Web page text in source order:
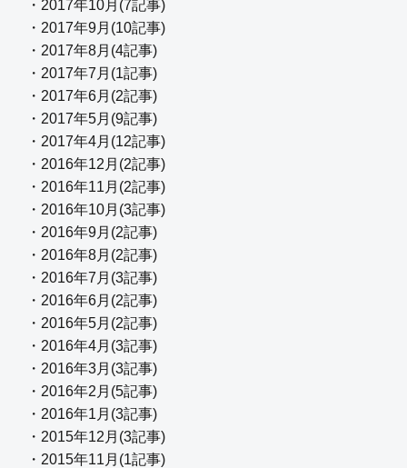
・2017年10月(7記事)
・2017年9月(10記事)
・2017年8月(4記事)
・2017年7月(1記事)
・2017年6月(2記事)
・2017年5月(9記事)
・2017年4月(12記事)
・2016年12月(2記事)
・2016年11月(2記事)
・2016年10月(3記事)
・2016年9月(2記事)
・2016年8月(2記事)
・2016年7月(3記事)
・2016年6月(2記事)
・2016年5月(2記事)
・2016年4月(3記事)
・2016年3月(3記事)
・2016年2月(5記事)
・2016年1月(3記事)
・2015年12月(3記事)
・2015年11月(1記事)